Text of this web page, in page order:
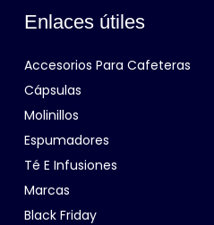
Enlaces útiles
Accesorios Para Cafeteras
Cápsulas
Molinillos
Espumadores
Té E Infusiones
Marcas
Black Friday